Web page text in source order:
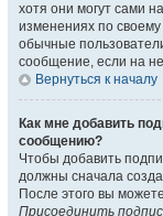
хотя они могут сами
изменениях по
обычные
сообщение, если на
Вернуться к началу
Как мне добавить
сообщению?
Чтобы добавить
должны сначала
После этого вы
Присоединить